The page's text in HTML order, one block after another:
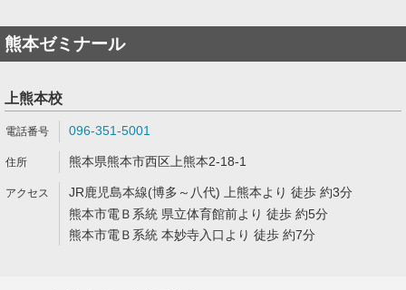
熊本ゼミナール
上熊本校
096-351-5001
熊本県熊本市西区上熊本2-18-1
JR鹿児島本線(博多～八代) 上熊本より 徒歩 約3分
熊本市電Ｂ系統 県立体育館前より 徒歩 約5分
熊本市電Ｂ系統 本妙寺入口より 徒歩 約7分